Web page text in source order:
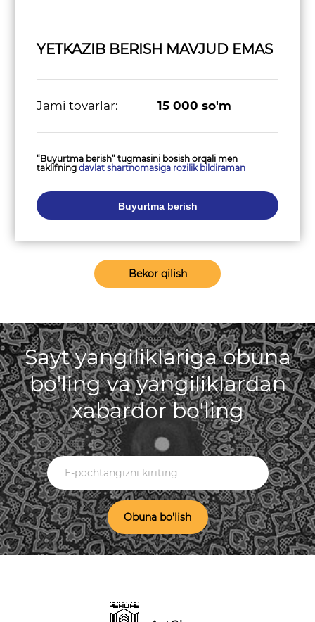
YETKAZIB BERISH MAVJUD EMAS
Jami tovarlar: 15 000 so'm
“Buyurtma berish” tugmasini bosish orqali men
taklifningdavlat shartnomasiga rozilik bildiraman
Buyurtma berish
Bekor qilish
Sayt yangiliklariga obuna
bo'ling va yangiliklardan
xabardor bo'ling
Obuna bo'lish